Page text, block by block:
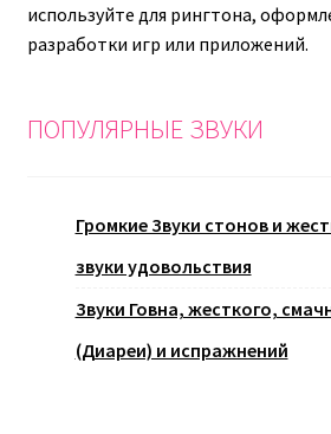
используйте для рингтона,
разработки игр или приложений.
ПОПУЛЯРНЫЕ ЗВУКИ
Громкие Звуки стонов и
звуки удовольствия
Звуки Говна, жесткого,
(Диареи) и испражнений